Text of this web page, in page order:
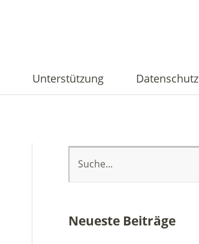
Unterstützung Datenschutz
Neueste Beiträge